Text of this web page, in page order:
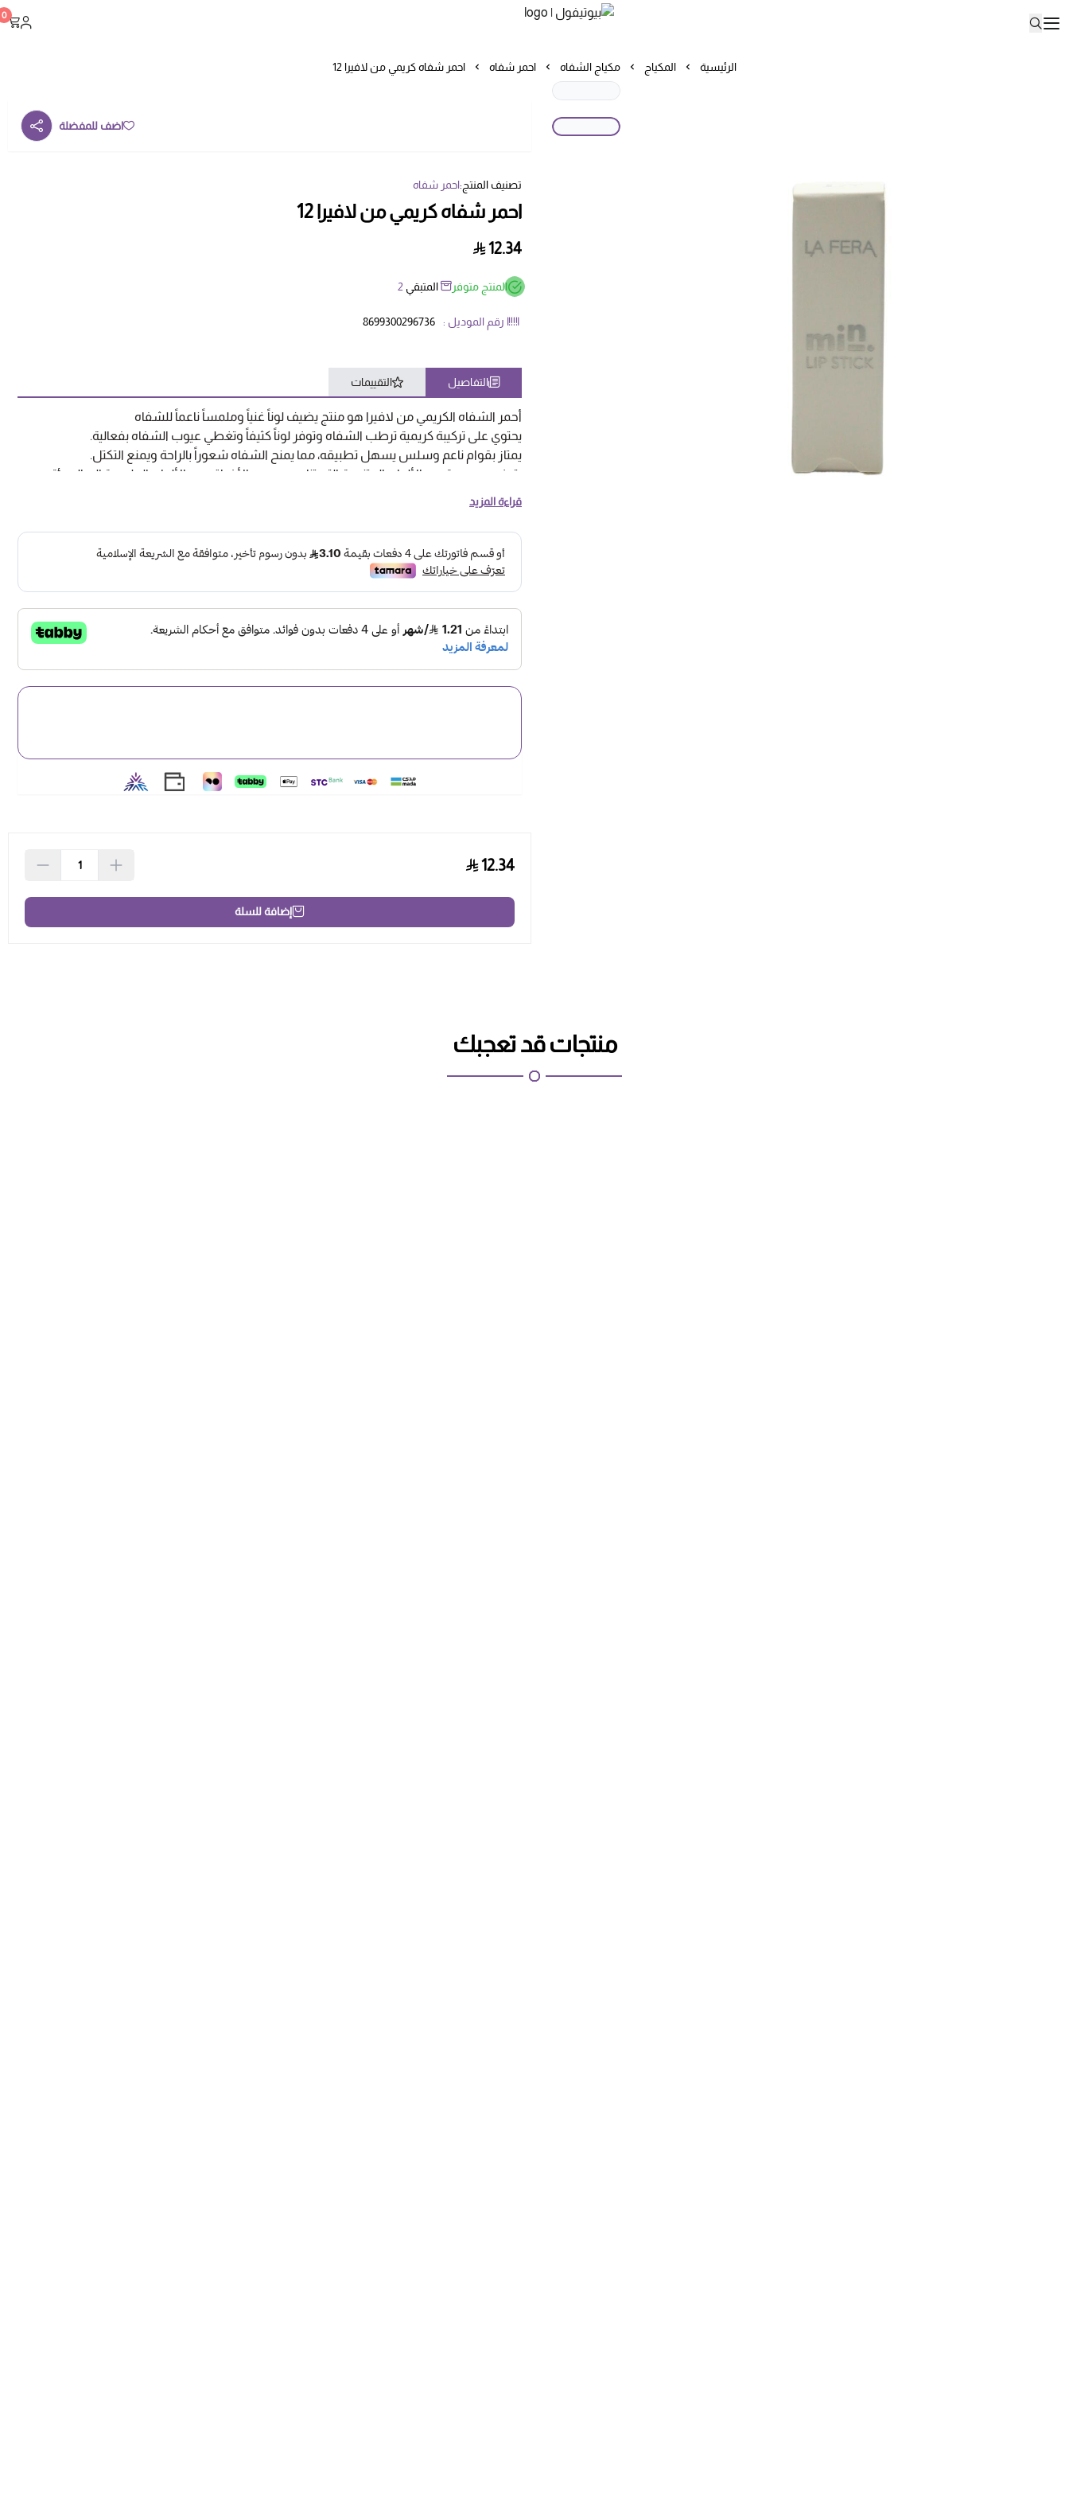
بيوتيفول 0
الرئيسية المكياج مكياج الشفاه احمر شفاه احمر شفاه كريمي من لافيرا 12
اضف للمفضلة
تصنيف المنتج:احمر شفاه
احمر شفاه كريمي من لافيرا 12
12.34
المنتج متوفر المتبقي 2
رقم الموديل : 8699300296736
التفاصيل التقييمات
أحمر الشفاه الكريمي من لافيرا هو منتج يضيف لوناً غنياً وملمساً ناعماً للشفاه
يحتوي على تركيبة كريمية ترطب الشفاه وتوفر لوناً كثيفاً وتغطي عيوب الشفاه بفعالية.
يمتاز بقوام ناعم وسلس يسهل تطبيقه، مما يمنح الشفاه شعوراً بالراحة ويمنع التكتل.
يتوفر بمجموعة من الألوان المتنوعة التي تناسب جميع الأذواق، من الألوان الطبيعية إلى الجريئة.
يوفر لوناً يدوم طويلاً ويحتاج إلى أقل عدد من التجديدات.
قراءة المزيد
12.34
إضافة للسلة
منتجات قد تعجبك